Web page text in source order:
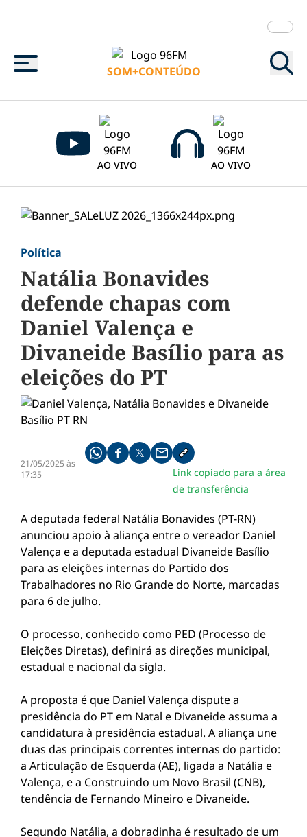
Menu
SOM+CONTEÚDO
AO VIVO AO VIVO
Política
Natália Bonavides
defende chapas com
Daniel Valença e
Divaneide Basílio para as
eleições do PT
21/05/2025 às
17:35
Compartilhe pelo whatsapp
Compartilhar no facebook
Compartilhar no twitter
Compartilhe pelo email
Copiar link da notícia
Link copiado para a área
de transferência
A deputada federal Natália Bonavides (PT-RN)
anunciou apoio à aliança entre o vereador Daniel
Valença e a deputada estadual Divaneide Basílio
para as eleições internas do Partido dos
Trabalhadores no Rio Grande do Norte, marcadas
para 6 de julho.
O processo, conhecido como PED (Processo de
Eleições Diretas), definirá as direções municipal,
estadual e nacional da sigla.
A proposta é que Daniel Valença dispute a
presidência do PT em Natal e Divaneide assuma a
candidatura à presidência estadual. A aliança une
duas das principais correntes internas do partido:
a Articulação de Esquerda (AE), ligada a Natália e
Valença, e a Construindo um Novo Brasil (CNB),
tendência de Fernando Mineiro e Divaneide.
Segundo Natália, a dobradinha é resultado de um